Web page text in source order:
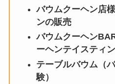
バウムクーヘン店
ンの販売
バウムクーヘン
ーヘンテイスティン
テーブルバウム（
験）